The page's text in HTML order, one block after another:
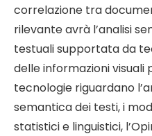
correlazione tra
rilevante avrà l’analisi
testuali supportata da
delle informazioni visuali
tecnologie riguardano
semantica dei testi, i
statistici e linguistici,